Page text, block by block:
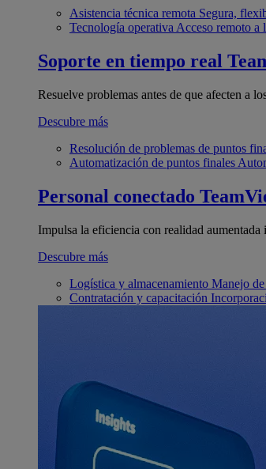
Asistencia técnica remota Segura,
Tecnología operativa Acceso remoto a
Soporte en tiempo real
Resuelve problemas antes de que afecten a
Descubre más
Resolución de problemas de puntos
Automatización de puntos finales
Personal conectado
Impulsa la eficiencia con realidad aumentada
Descubre más
Logística y almacenamiento Manejo
Contratación y capacitación